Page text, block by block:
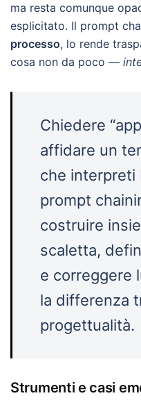
ma resta comunque
esplicitato. Il prompt
processo, lo rende
cosa non da poco —
Chiedere
affidare un
che interpreti
prompt
costruire
scaletta,
e correggere
la differenza
progettualità.
Strumenti e casi